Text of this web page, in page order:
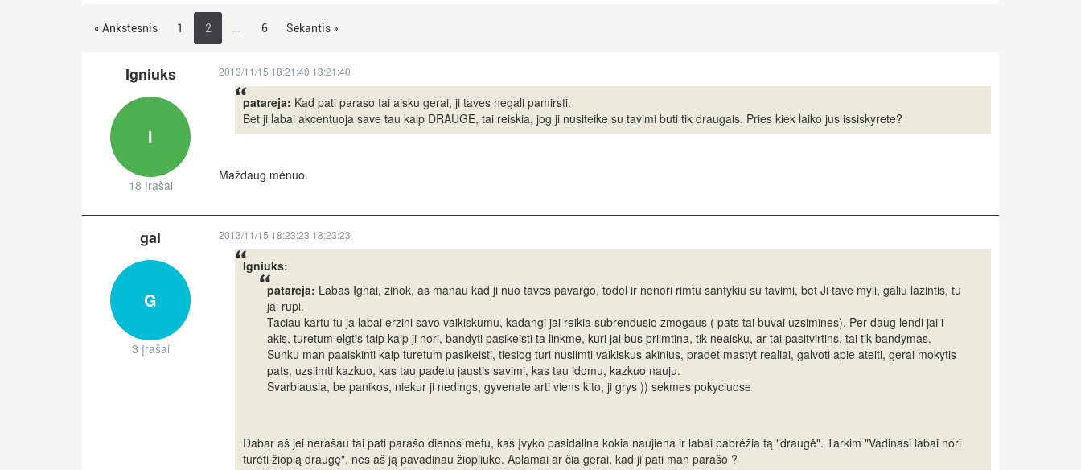
« Ankstesnis 1 2 6 Sekantis »
Igniuks
I
18 įrašai
2013/11/15 18:21:40 18:21:40
patareja: Kad pati paraso tai aisku gerai, ji taves negali pamirsti.
Bet ji labai akcentuoja save tau kaip DRAUGE, tai reiskia, jog ji nusiteike su tavimi buti tik draugais. Pries kiek laiko jus issiskyrete?
Maždaug mėnuo.
gal
G
3 įrašai
2013/11/15 18:23:23 18:23:23
Igniuks:
patareja: Labas Ignai, zinok, as manau kad ji nuo taves pavargo, todel ir nenori rimtu santykiu su tavimi, bet Ji tave myli, galiu lazintis, tu
jai rupi.
Taciau kartu tu ja labai erzini savo vaikiskumu, kadangi jai reikia subrendusio zmogaus ( pats tai buvai uzsimines). Per daug lendi jai i
akis, turetum elgtis taip kaip ji nori, bandyti pasikeisti ta linkme, kuri jai bus priimtina, tik neaisku, ar tai pasitvirtins, tai tik bandymas.
Sunku man paaiskinti kaip turetum pasikeisti, tiesiog turi nusiimti vaikiskus akinius, pradet mastyt realiai, galvoti apie ateiti, gerai mokytis
pats, uzsiimti kazkuo, kas tau padetu jaustis savimi, kas tau idomu, kazkuo nauju.
Svarbiausia, be panikos, niekur ji nedings, gyvenate arti viens kito, ji grys )) sekmes pokyciuose
Dabar aš jei nerašau tai pati parašo dienos metu, kas įvyko pasidalina kokia naujiena ir labai pabrėžia tą "draugė". Tarkim "Vadinasi labai nori
turėti žioplą draugę", nes aš ją pavadinau žiopliuke. Aplamai ar čia gerai, kad ji pati man parašo ?